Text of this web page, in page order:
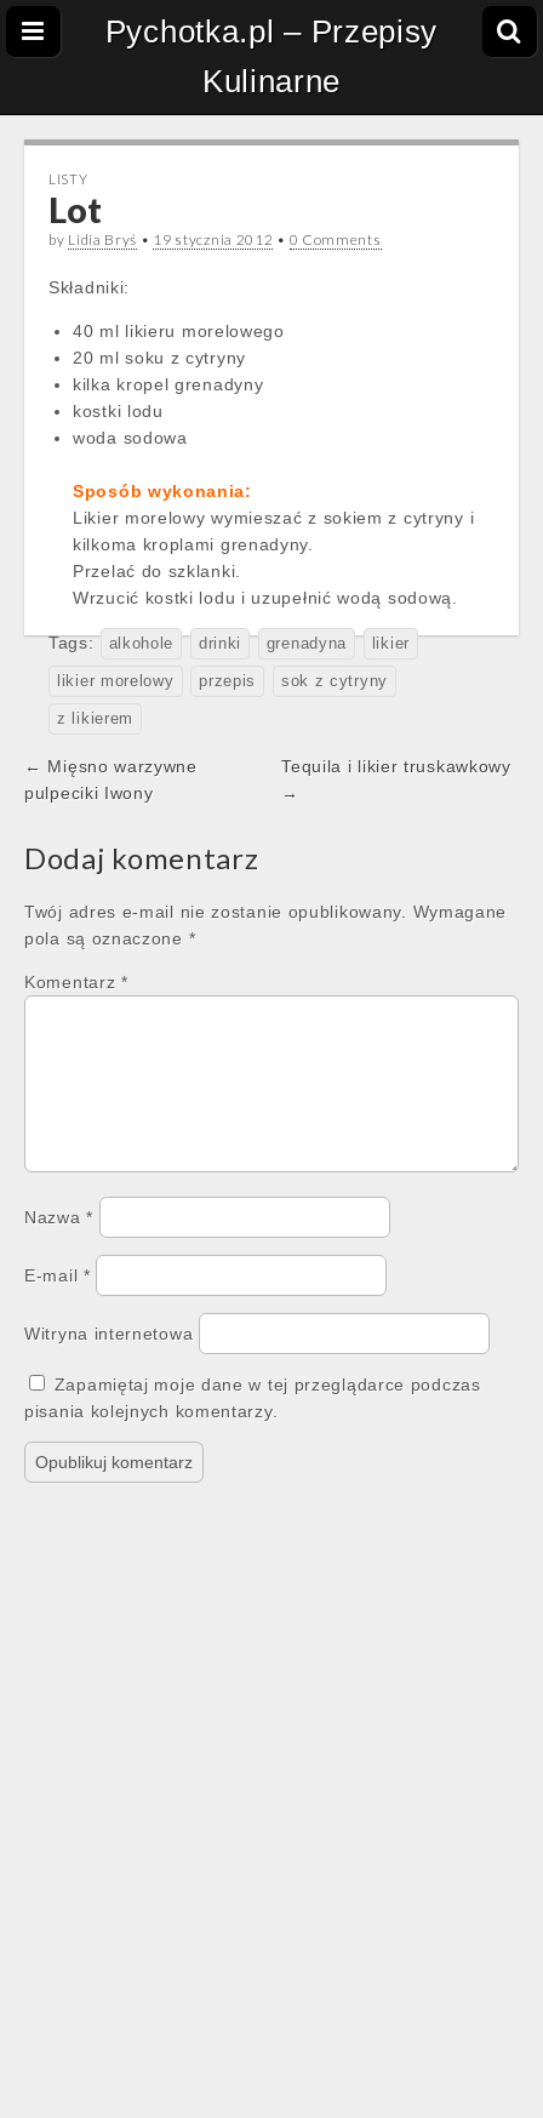
Pychotka.pl – Przepisy
Kulinarne
LISTY
Lot
by Lidia Bryś • 19 stycznia 2012 • 0 Comments
Składniki:
40 ml likieru morelowego
20 ml soku z cytryny
kilka kropel grenadyny
kostki lodu
woda sodowa
Sposób wykonania:
Likier morelowy wymieszać z sokiem z cytryny i
kilkoma kroplami grenadyny.
Przelać do szklanki.
Wrzucić kostki lodu i uzupełnić wodą sodową.
Tags: alkohole drinki grenadyna likier
likier morelowy przepis sok z cytryny
z likierem
Post
navigation
← Mięsno warzywne
pulpeciki Iwony
Tequila i likier truskawkowy
→
Dodaj komentarz
Twój adres e-mail nie zostanie opublikowany.
Wymagane
pola są oznaczone *
Komentarz *
Nazwa*
E-mail *
Witryna internetowa
Zapamiętaj moje dane w tej przeglądarce podczas
pisania kolejnych komentarzy.